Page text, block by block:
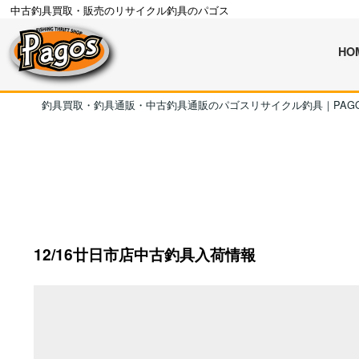
中古釣具買取・販売のリサイクル釣具のパゴス
釣具買取・釣具通販・中古釣具通販のパゴスリサイクル釣具｜
12/16廿日市店中古釣具入荷情報